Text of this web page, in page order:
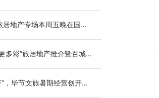
居地产专场本周五晚在国际
多彩”旅居地产推介暨百城千
”，毕节文旅暑期经营创开门